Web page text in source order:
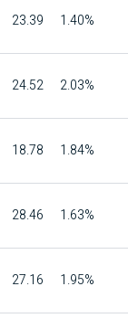
23.39 1.40%
24.52 2.03%
18.78 1.84%
28.46 1.63%
27.16 1.95%